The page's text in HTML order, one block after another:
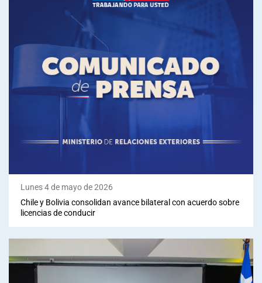
Lunes 4 de mayo de 2026
Chile y Bolivia consolidan avance bilateral con acuerdo sobre
licencias de conducir